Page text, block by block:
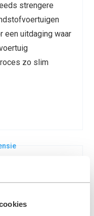
strengere
een uitdaging waar
zo slim
voor de